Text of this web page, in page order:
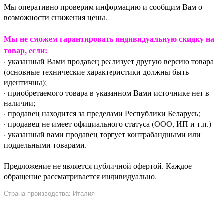
Мы оперативно проверим информацию и сообщим Вам о
возможности снижения цены.
Мы не сможем гарантировать индивидуальную скидку на
товар, если:
· указанный Вами продавец реализует другую версию товара
(основные технические характеристики должны быть
идентичны);
· приобретаемого товара в указанном Вами источнике нет в
наличии;
· продавец находится за пределами Республики Беларусь;
· продавец не имеет официального статуса (ООО, ИП и т.п.)
· указанный вами продавец торгует контрабандными или
поддельными товарами.
Предложение не является публичной офертой. Каждое
обращение рассматривается индивидуально.
Страна производства: Италия